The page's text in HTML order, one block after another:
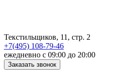
Текстильщиков, 11, стр. 2
+7(495) 108-79-46
ежедневно с 09:00 до 20:00
Заказать звонок